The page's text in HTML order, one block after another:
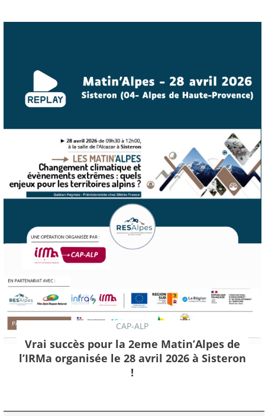
CAP-ALP
Vrai succès pour la 2eme Matin’Alpes de
l’IRMa organisée le 28 avril 2026 à Sisteron
!